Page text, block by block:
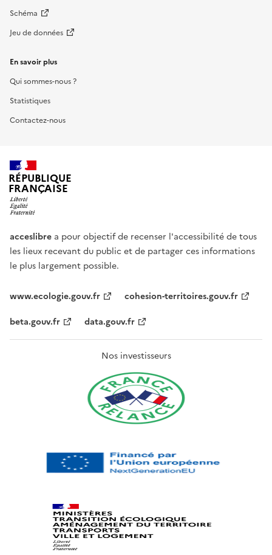
Schéma
Jeu de données
En savoir plus
Qui sommes-nous ?
Statistiques
Contactez-nous
RÉPUBLIQUE
FRANÇAISE
acceslibre a pour objectif de recenser l'accessibilité de tous
les lieux recevant du public et de partager ces informations
le plus largement possible.
www.ecologie.gouv.fr
cohesion-territoires.gouv.fr
beta.gouv.fr
data.gouv.fr
Nos investisseurs